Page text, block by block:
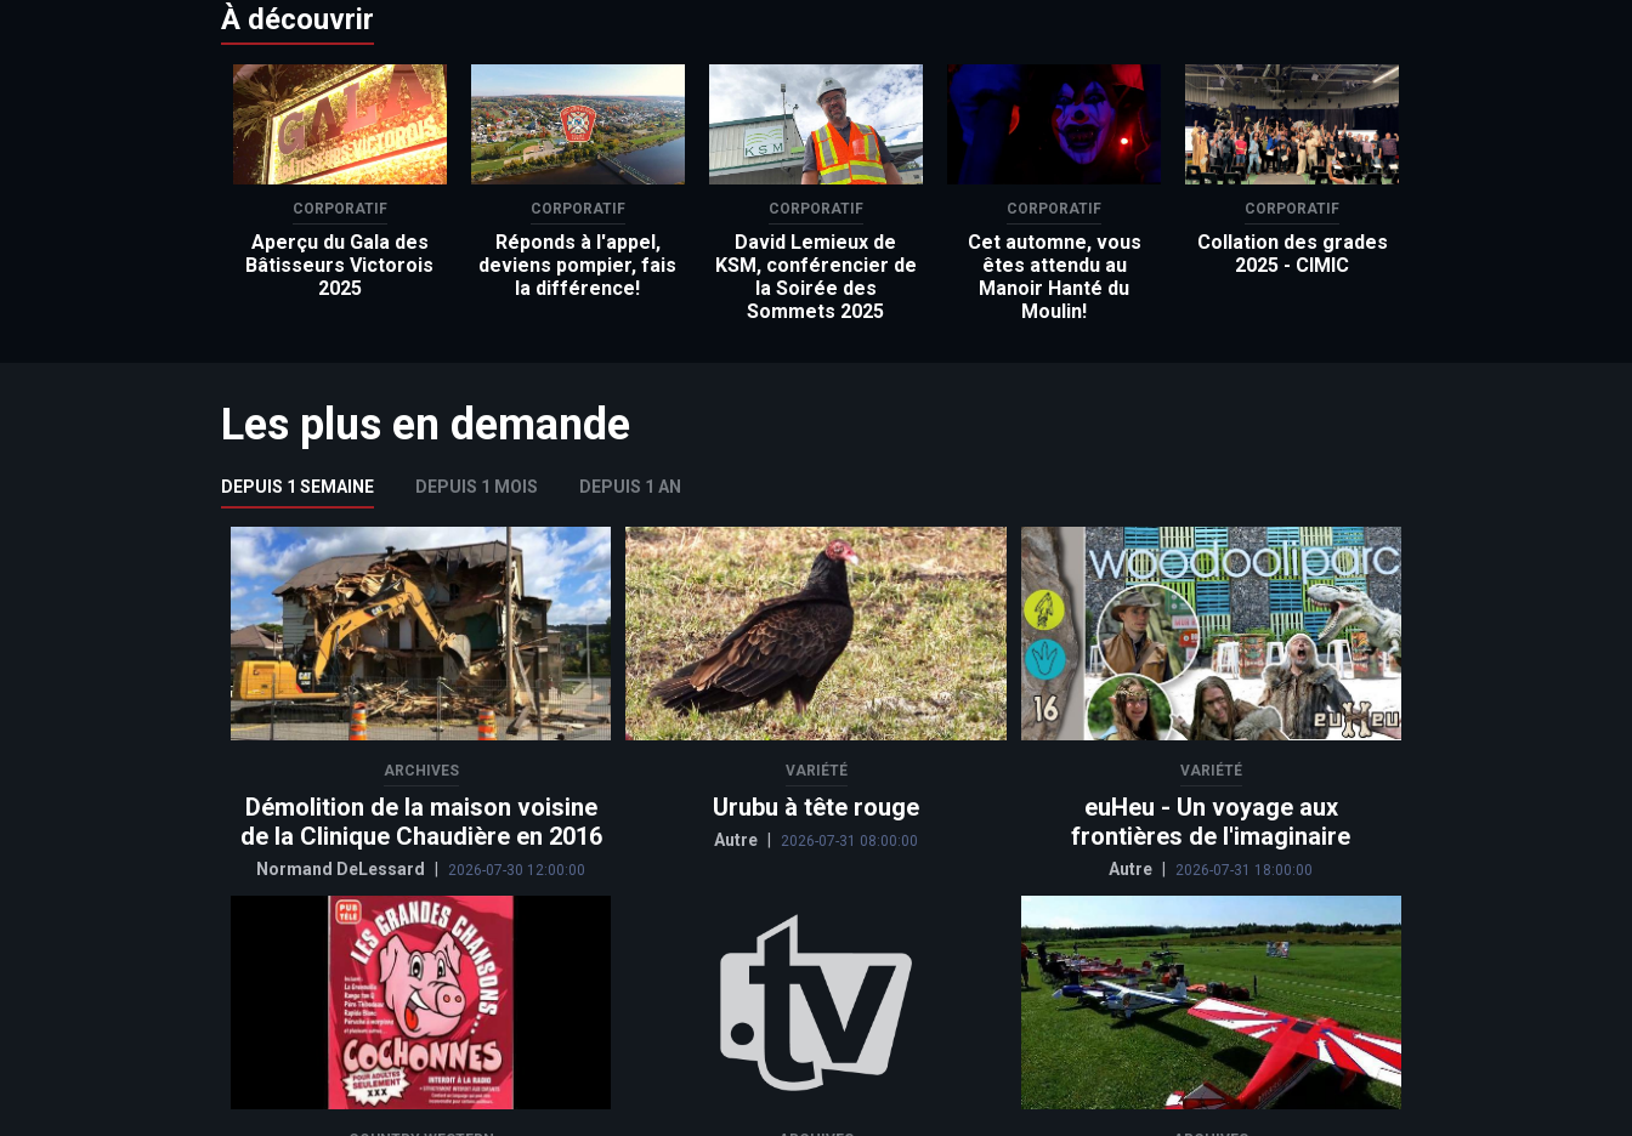
À découvrir
CORPORATIF
Aperçu du Gala des
Bâtisseurs Victorois
2025
CORPORATIF
Réponds à l'appel,
deviens pompier, fais
la différence!
CORPORATIF
David Lemieux de
KSM, conférencier de
la Soirée des
Sommets 2025
CORPORATIF
Cet automne, vous
êtes attendu au
Manoir Hanté du
Moulin!
CORPORATIF
Collation des grades
2025 - CIMIC
Les plus en demande
DEPUIS 1 SEMAINE DEPUIS 1 MOIS DEPUIS 1 AN
ARCHIVES
Démolition de la maison voisine
de la Clinique Chaudière en 2016
Normand DeLessard 2026-07-30 12:00:00
VARIÉTÉ
Urubu à tête rouge
Autre 2026-07-31 08:00:00
VARIÉTÉ
euHeu - Un voyage aux
frontières de l'imaginaire
Autre 2026-07-31 18:00:00